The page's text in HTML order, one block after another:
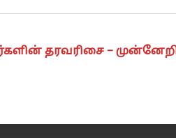
தரவரிசை –